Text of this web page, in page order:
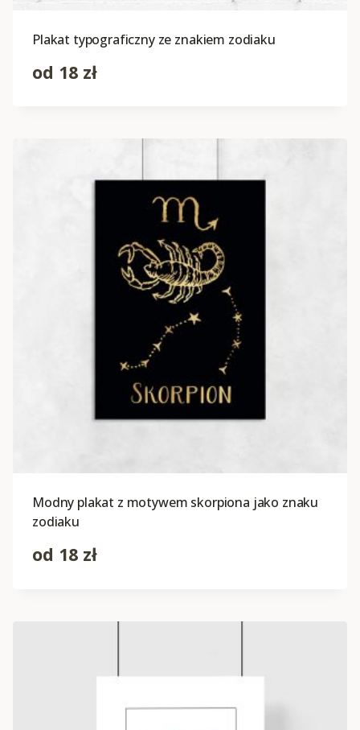
Plakat typograficzny ze znakiem zodiaku
od 18 zł
Modny plakat z motywem skorpiona jako znaku
zodiaku
od 18 zł